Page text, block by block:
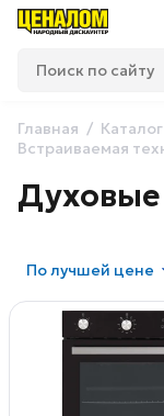
Главная Каталог
Встраиваемая
Получшей цене